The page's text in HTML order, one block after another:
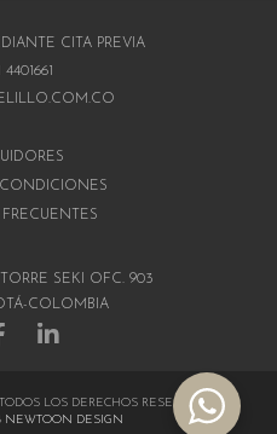
CITA PREVIA
4401661
CONDICIONES
FRECUENTES
SEKI OFC. 903
COLOMBIA
LOS DERECHOS RESERVADOS |
NEWTOON DESIGN